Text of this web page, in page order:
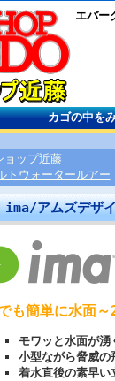
エバー
カゴの中を
ョップ近藤
トウォータールアー
ima/アムズデザ
も簡単に水面～
モワッと水面が
小型ながら脅威
着水直後の素早